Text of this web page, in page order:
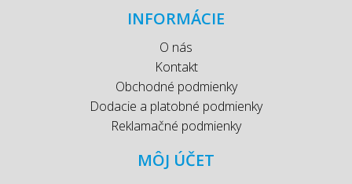
INFORMÁCIE
O nás
Kontakt
Obchodné podmienky
Dodacie a platobné podmienky
Reklamačné podmienky
MÔJ ÚČET